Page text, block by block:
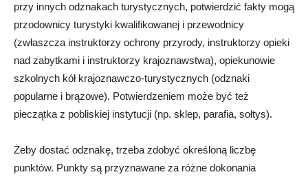
przy innych odznakach turystycznych, potwierdzić fakty mogą
przodownicy turystyki kwalifikowanej i przewodnicy
(zwłaszcza instruktorzy ochrony przyrody, instruktorzy opieki
nad zabytkami i instruktorzy krajoznawstwa), opiekunowie
szkolnych kół krajoznawczo-turystycznych (odznaki
popularne i brązowe). Potwierdzeniem może być też
pieczątka z pobliskiej instytucji (np. sklep, parafia, sołtys).
Żeby dostać odznakę, trzeba zdobyć określoną liczbę
punktów. Punkty są przyznawane za różne dokonania